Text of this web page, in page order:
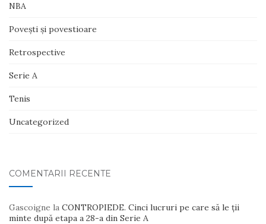
NBA
Poveşti şi povestioare
Retrospective
Serie A
Tenis
Uncategorized
COMENTARII RECENTE
Gascoigne la CONTROPIEDE. Cinci lucruri pe care să le ții
minte după etapa a 28-a din Serie A